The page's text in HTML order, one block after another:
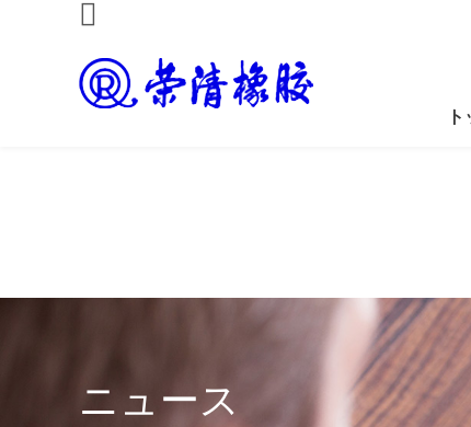
91麻豆免费观看视频,
观看
ニュース